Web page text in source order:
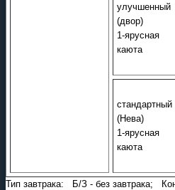
улучшенный
(двор)
1-ярусная
каюта
стандартный
(Нева)
1-ярусная
каюта
Тип завтрака: Б/З - без завтрака;